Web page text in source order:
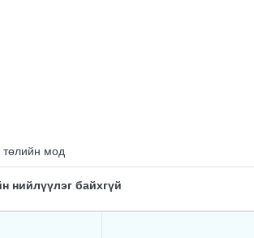
төлийн мод
нийлүүлэг байхгүй